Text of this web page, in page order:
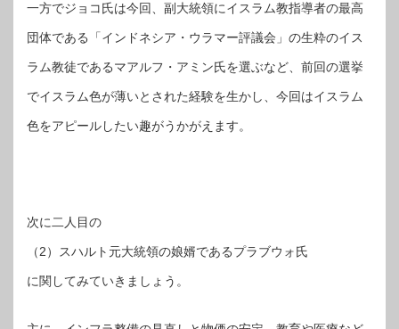
一方でジョコ氏は今回、副大統領にイスラム教指導者の最高
団体である「インドネシア・ウラマー評議会」の生粋のイス
ラム教徒であるマアルフ・アミン氏を選ぶなど、前回の選挙
でイスラム色が薄いとされた経験を生かし、今回はイスラム
色をアピールしたい趣がうかがえます。
次に二人目の
（2）スハルト元大統領の娘婿であるプラブウォ氏
に関してみていきましょう。